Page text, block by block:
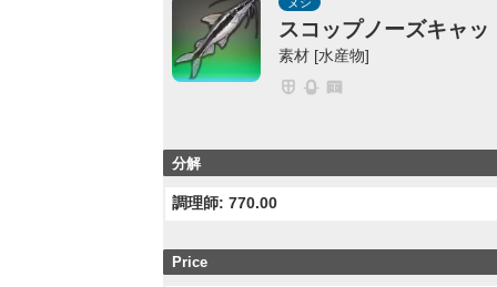
スコップノーズキャッ
素材 [水産物]
分解
調理師: 770.00
Price